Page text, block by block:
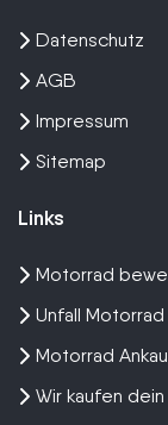
Datenschutz
AGB
Impressum
Sitemap
Links
Motorrad
Unfall
Motorrad
Wir kaufen